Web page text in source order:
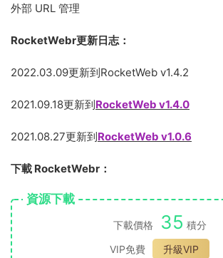
外部 URL 管理
RocketWebr更新日志：
2022.03.09更新到RocketWeb v1.4.2
2021.09.18更新到RocketWeb v1.4.0
2021.08.27更新到RocketWeb v1.0.6
下載 RocketWebr：
資源下載
下載價格 35 積分
VIP免費
升級VIP